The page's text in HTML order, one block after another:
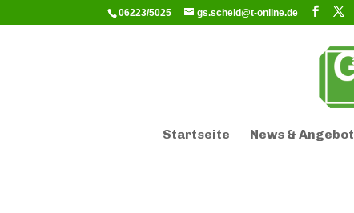
06223/5025 gs.scheid@t-online.de
Startseite News &